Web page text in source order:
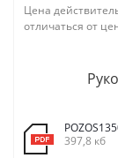
Цена
отличаться от
397,8 кб